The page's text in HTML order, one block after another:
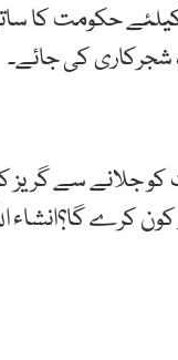
حکومت کا ساتھ
کی جائے۔
جلانے سے گریز
کرے گا؟انشاء